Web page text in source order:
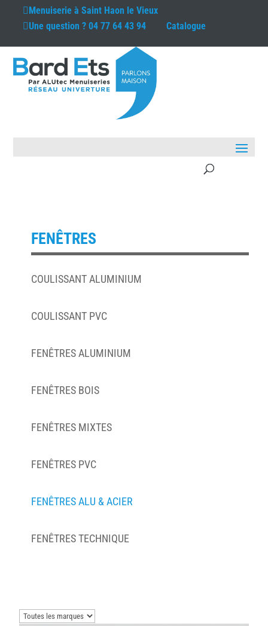
Menuiserie àSaint Haon le Vieux
Une question ?04 77 64 43 94 Catalogue
FENÊTRES
COULISSANT ALUMINIUM
COULISSANT PVC
FENÊTRES ALUMINIUM
FENÊTRES BOIS
FENÊTRES MIXTES
FENÊTRES PVC
FENÊTRES ALU & ACIER
FENÊTRES TECHNIQUE